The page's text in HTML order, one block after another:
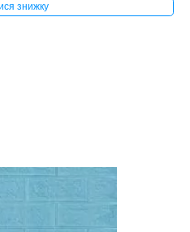
знижку